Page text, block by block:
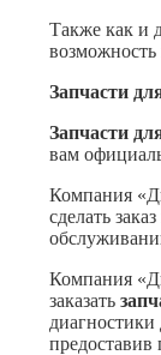
Также как и
Запчасти
Запчасти
вам
Компания
сделать заказ
Компания
заказать
предоставив